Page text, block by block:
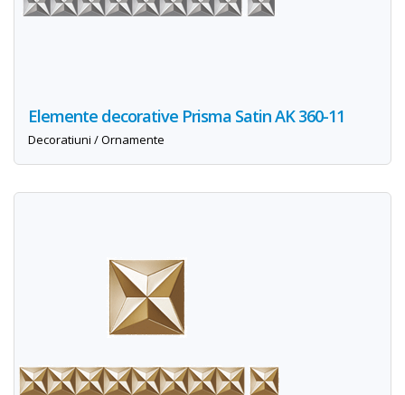
Elemente decorative Prisma Satin AK 360-11
Decoratiuni / Ornamente